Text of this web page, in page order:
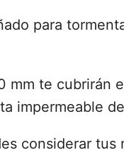
para
mm te cubrirán
impermeable
considerar tus